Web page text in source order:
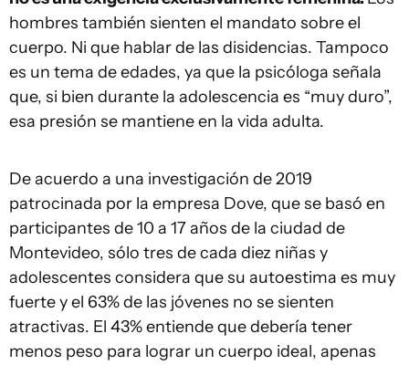
hombres también sienten el mandato sobre el
cuerpo. Ni que hablar de las disidencias. Tampoco
es un tema de edades, ya que la psicóloga señala
que, si bien durante la adolescencia es “muy duro”,
esa presión se mantiene en la vida adulta.
De acuerdo a una investigación de 2019
patrocinada por la empresa Dove, que se basó en
participantes de 10 a 17 años de la ciudad de
Montevideo, sólo tres de cada diez niñas y
adolescentes considera que su autoestima es muy
fuerte y el 63% de las jóvenes no se sienten
atractivas. El 43% entiende que debería tener
menos peso para lograr un cuerpo ideal, apenas